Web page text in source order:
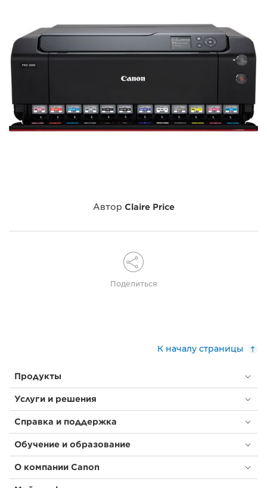
Автор Claire Price
Поделиться
К началу страницы
Продукты
Услуги и решения
Справка и поддержка
Обучение и образование
О компании Canon